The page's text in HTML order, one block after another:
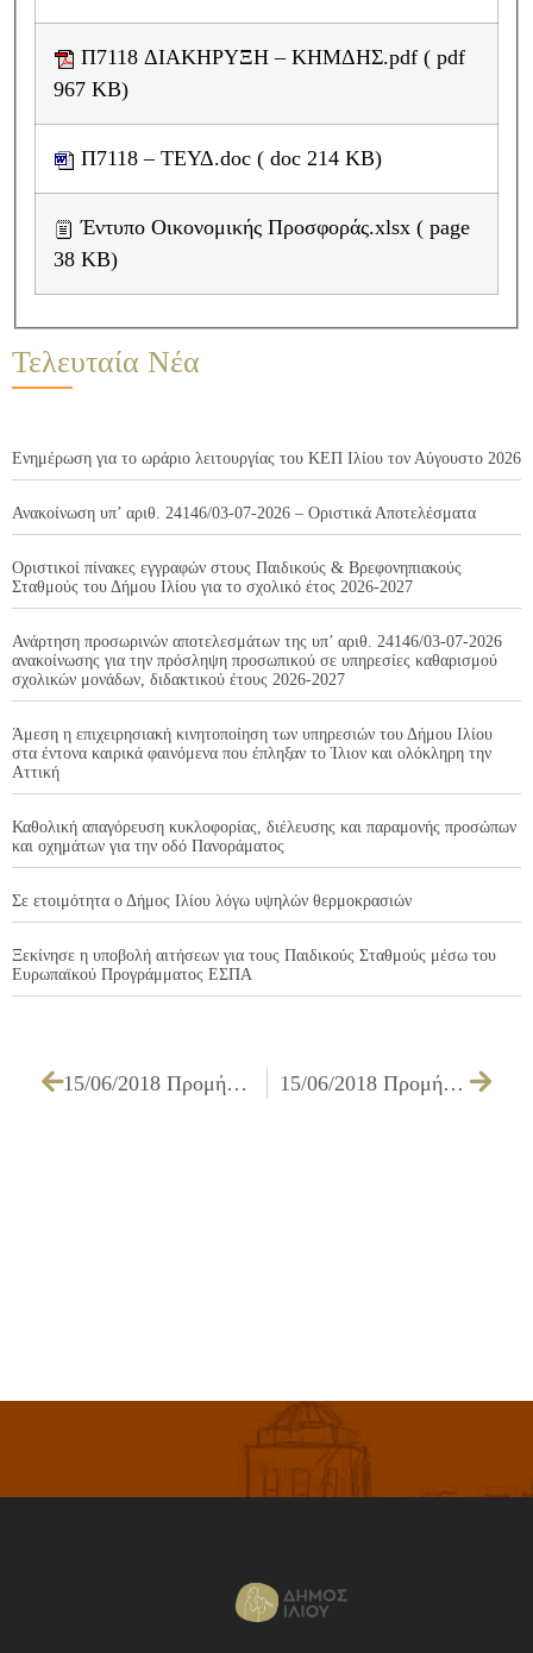
967 KB)
Π7118 – ΤΕΥΔ.doc ( doc 214 KB)
Έντυπο Οικονομικής Προσφοράς.xlsx ( page
38 KB)
Τελευταία Νέα
Ενημέρωση για το ωράριο λειτουργίας του ΚΕΠ Ιλίου τον Αύγουστο 2026
Ανακοίνωση υπ’ αριθ. 24146/03-07-2026 – Οριστικά Αποτελέσματα
Οριστικοί πίνακες εγγραφών στους Παιδικούς & Βρεφονηπιακούς
Σταθμούς του Δήμου Ιλίου για το σχολικό έτος 2026-2027
Ανάρτηση προσωρινών αποτελεσμάτων της υπ’ αριθ. 24146/03-07-2026
ανακοίνωσης για την πρόσληψη προσωπικού σε υπηρεσίες καθαρισμού
σχολικών μονάδων, διδακτικού έτους 2026-2027
Άμεση η επιχειρησιακή κινητοποίηση των υπηρεσιών του Δήμου Ιλίου
στα έντονα καιρικά φαινόμενα που έπληξαν το Ίλιον και ολόκληρη την
Αττική
Καθολική απαγόρευση κυκλοφορίας, διέλευσης και παραμονής προσώπων
και οχημάτων για την οδό Πανοράματος
Σε ετοιμότητα ο Δήμος Ιλίου λόγω υψηλών θερμοκρασιών
Ξεκίνησε η υποβολή αιτήσεων για τους Παιδικούς Σταθμούς μέσω του
Ευρωπαϊκού Προγράμματος ΕΣΠΑ
15/06/2018 Προμήθεια ειδών για εκδηλώσεις των υπηρεσιών του Δήμου Ιλίου 15/06/2018 Προμήθεια οικοδομικών υλικών – υλικών σιδήρου – χρωμάτων για τις ανάγκες του Δήμου